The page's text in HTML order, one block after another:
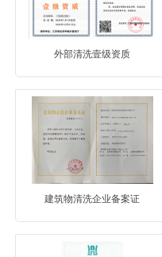
外部清洗壹级资质
建筑物清洗企业备案证